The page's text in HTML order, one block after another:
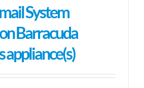
System
Barracuda